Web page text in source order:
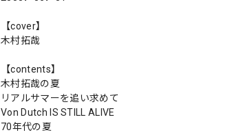
【cover】
木村拓哉
【contents】
木村拓哉の夏
リアルサマーを追い求めて
Von Dutch IS STILL ALIVE
70年代の夏